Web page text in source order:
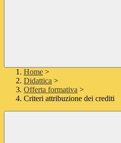
Home >
Didattica >
Offerta formativa >
Criteri attribuzione dei crediti